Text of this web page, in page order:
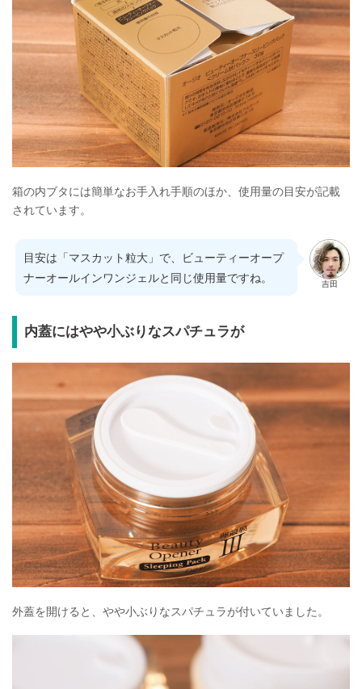
箱の内ブタには簡単なお手入れ手順のほか、使用量の目安が記載
されています。
吉田
目安は「マスカット粒大」で、ビューティーオープ
ナーオールインワンジェルと同じ使用量ですね。
内蓋にはやや小ぶりなスパチュラが
外蓋を開けると、やや小ぶりなスパチュラが付いていました。